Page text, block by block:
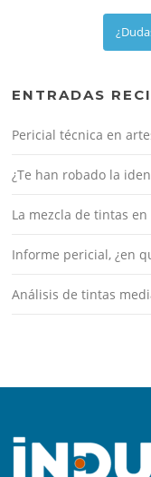
ENTRADAS
Pericial técnica en
¿Te han robado la
La mezcla de tintas
Informe pericial, ¿en
Análisis de tintas